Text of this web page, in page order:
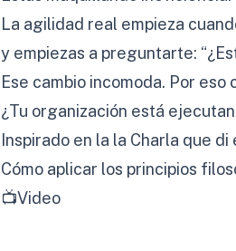
La agilidad real empieza
y empiezas a preguntarte:
Ese cambio incomoda. Por eso
¿Tu organización está
Inspirado en la la Charla que
Cómo aplicar los principios
📺Video